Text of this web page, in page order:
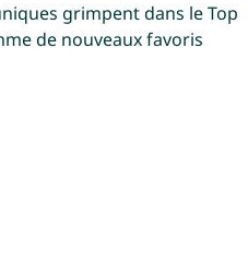
grimpent dans le Top
de nouveaux favoris